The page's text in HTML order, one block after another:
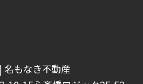
名もなき不動産